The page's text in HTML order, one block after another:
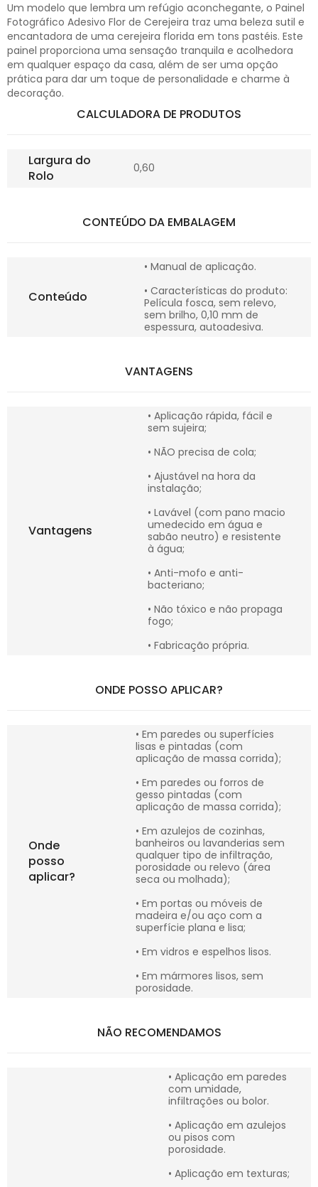
Um modelo que lembra um refúgio aconchegante, o Painel
Fotográfico Adesivo Flor de Cerejeira traz uma beleza sutil e
encantadora de uma cerejeira florida em tons pastéis. Este
painel proporciona uma sensação tranquila e acolhedora
em qualquer espaço da casa, além de ser uma opção
prática para dar um toque de personalidade e charme à
decoração.
CALCULADORA DE PRODUTOS
Largura do
Rolo
0,60
CONTEÚDO DA EMBALAGEM
Conteúdo
• Manual de aplicação.
• Características do produto:
Película fosca, sem relevo,
sem brilho, 0,10 mm de
espessura, autoadesiva.
VANTAGENS
Vantagens
• Aplicação rápida, fácil e
sem sujeira;
• NÃO precisa de cola;
• Ajustável na hora da
instalação;
• Lavável (com pano macio
umedecido em água e
sabão neutro) e resistente
à água;
• Anti-mofo e anti-
bacteriano;
• Não tóxico e não propaga
fogo;
• Fabricação própria.
ONDE POSSO APLICAR?
Onde
posso
aplicar?
• Em paredes ou superfícies
lisas e pintadas (com
aplicação de massa corrida);
• Em paredes ou forros de
gesso pintadas (com
aplicação de massa corrida);
• Em azulejos de cozinhas,
banheiros ou lavanderias sem
qualquer tipo de infiltração,
porosidade ou relevo (área
seca ou molhada);
• Em portas ou móveis de
madeira e/ou aço com a
superfície plana e lisa;
• Em vidros e espelhos lisos.
• Em mármores lisos, sem
porosidade.
NÃO RECOMENDAMOS
• Aplicação em paredes
com umidade,
infiltrações ou bolor.
• Aplicação em azulejos
ou pisos com
porosidade.
• Aplicação em texturas;